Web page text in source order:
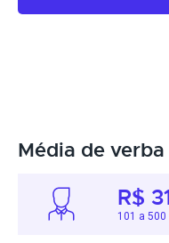
Média de
R$
101 a